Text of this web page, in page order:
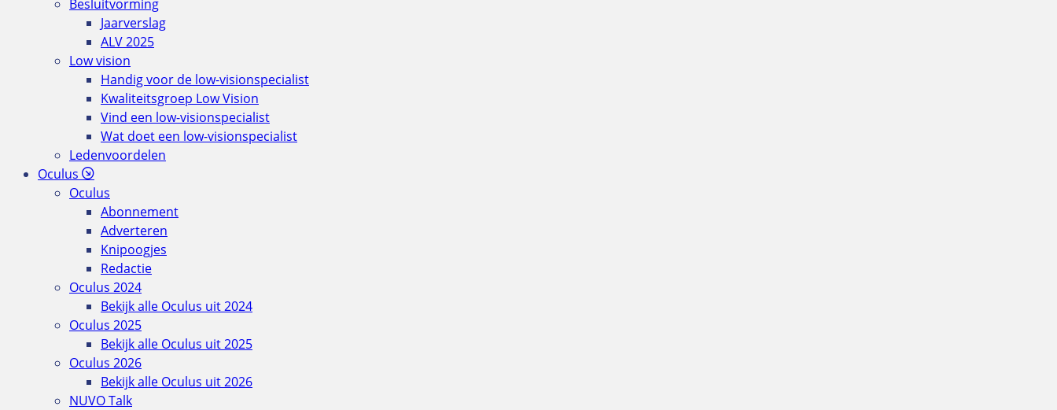
Besluitvorming
Jaarverslag
ALV 2025
Low vision
Handig voor de low-visionspecialist
Kwaliteitsgroep Low Vision
Vind een low-visionspecialist
Wat doet een low-visionspecialist
Ledenvoordelen
Oculus
Oculus
Abonnement
Adverteren
Knipoogjes
Redactie
Oculus 2024
Bekijk alle Oculus uit 2024
Oculus 2025
Bekijk alle Oculus uit 2025
Oculus 2026
Bekijk alle Oculus uit 2026
NUVO Talk